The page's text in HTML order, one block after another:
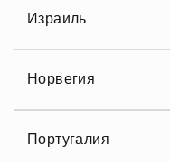
Израиль
Норвегия
Португалия